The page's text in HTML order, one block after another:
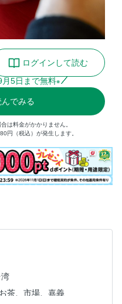
ログインして読む
月5日まで無料※
んでみる
は料金がかかりません。
円（税込）が発生します。
茶、市場、嘉義